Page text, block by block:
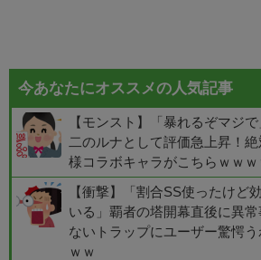
今あなたにオススメの人気記事
【モンスト】「暴れるぞマジ
二のルナとして評価急上昇！
様コラボキャラがこちらｗｗ
【衝撃】「割合SS使ったけど
いる」覇者の塔開幕直後に異
ないトラップにユーザー驚愕
ｗｗ